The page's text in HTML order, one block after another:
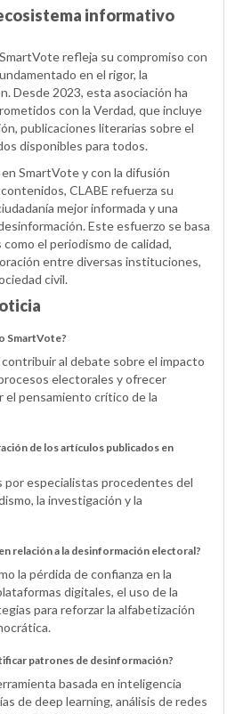
informativo
refleja su compromiso con
en el rigor, la
Desde 2023, esta asociación ha
con la Verdad, que incluye
publicaciones literarias sobre el
disponibles para todos.
SmartVote y con la difusión
CLABE refuerza su
mejor informada y una
Este esfuerzo se basa
el periodismo de calidad,
entre diversas instituciones,
civil.
SmartVote?
al debate sobre el impacto
electorales y ofrecer
pensamiento crítico de la
de los artículos publicados en
por especialistas procedentes del
la investigación y la
relación a la desinformación electoral?
la pérdida de confianza en la
digitales, el uso de la
para reforzar la alfabetización
patrones de desinformación?
basada en inteligencia
de deep learning, análisis de redes